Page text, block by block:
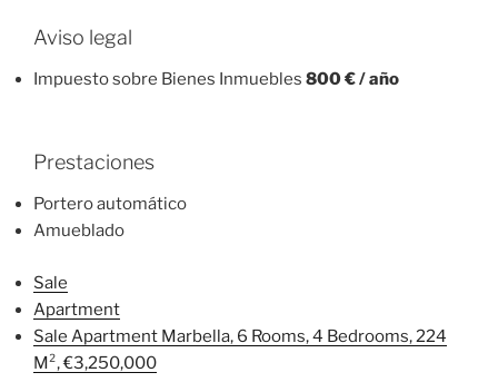
Aviso legal
Impuesto sobre Bienes Inmuebles 800 € / año
Prestaciones
Portero automático
Amueblado
Sale
Apartment
Sale Apartment Marbella, 6 Rooms, 4 Bedrooms, 224
M², €3,250,000